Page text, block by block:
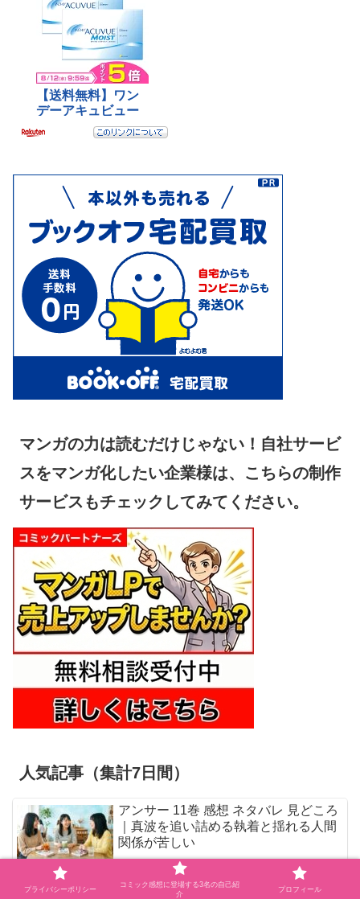
マンガの力は読むだけじゃない！自社サービ
スをマンガ化したい企業様は、こちらの制作
サービスもチェックしてみてください。
人気記事（集計7日間）
アンサー 11巻 感想 ネタバレ 見どころ
｜真波を追い詰める執着と揺れる人間
関係が苦しい
キシモジン 1巻 感想 ネタバレ 見どこ
プライバシーポリシー
コミック感想に登場する3名の自己紹
介
プロフィール